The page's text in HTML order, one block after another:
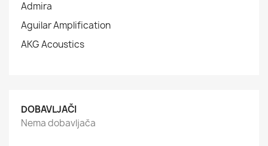
Admira
Aguilar Amplification
AKG Acoustics
DOBAVLJAČI
Nema dobavljača